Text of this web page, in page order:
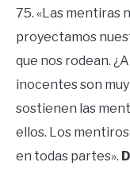
75. «Las mentiras
proyectamos
que nos rodean.
inocentes son
sostienen las
ellos. Los
en todas partes».